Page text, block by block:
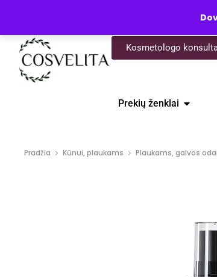
Kosmetologo
Prekių ženklai
Pradžia Kūnui, plaukams Plaukams, galvos odai